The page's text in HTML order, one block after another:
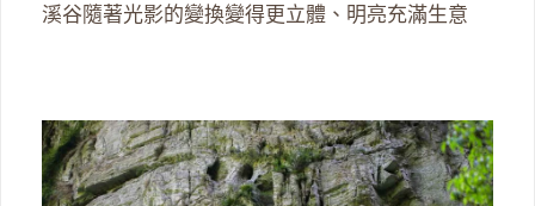
溪谷隨著光影的變換變得更立體、明亮充滿生意